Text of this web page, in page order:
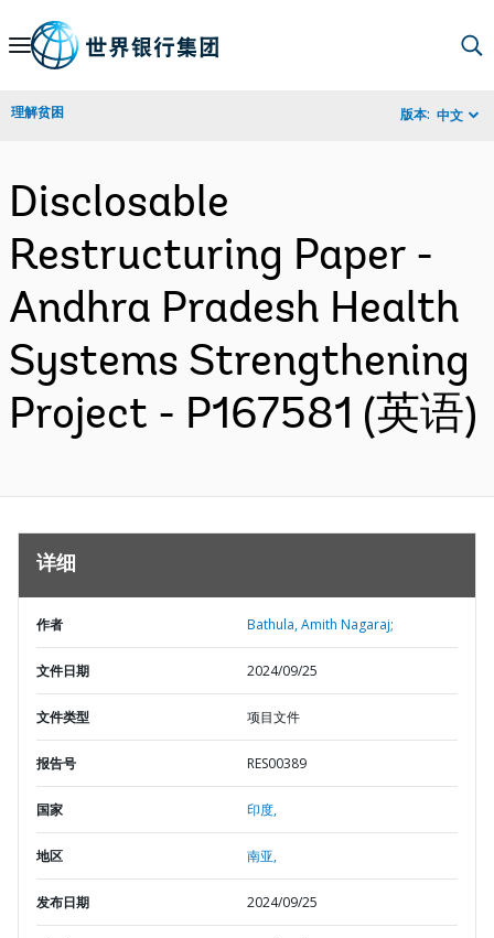
Skip
Navigation
理解贫困 版本: 中文
Disclosable
Restructuring Paper -
Andhra Pradesh Health
Systems Strengthening
Project - P167581 (英语)
详细
作者 Bathula, Amith Nagaraj;
文件日期 2024/09/25
文件类型 项目文件
报告号 RES00389
国家 印度,
地区 南亚,
发布日期 2024/09/25